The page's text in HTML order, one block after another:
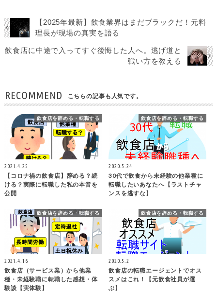
【2025年最新】飲食業界はまだブラックだ！元料
理長が現場の真実を語る
飲食店に中途で入ってすぐ後悔した人へ。逃げ道と
戦い方を教える
RECOMMEND こちらの記事も人気です。
飲食店を辞める・転職する
2021.4.25
【コロナ禍の飲食店】辞める？続
ける？実際に転職した私の本音を
公開
飲食店を辞める・転職する
2020.5.24
30代で飲食から未経験の他業種に
転職したいあなたへ【ラストチャ
ンスを逃すな】
飲食店を辞める・転職する
2021.4.16
飲食店（サービス業）から他業
種・未経験職に転職した感想・体
験談【実体験】
飲食店を辞める・転職する
2020.5.2
飲食店の転職エージェントでオス
スメはこれ！【元飲食社員が選
ぶ】